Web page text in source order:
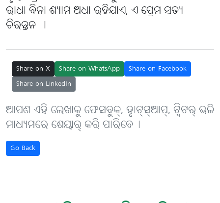
ରାଧା ବିନା ଶ୍ୟାମ ଅଧା ରହିଯାଏ, ଏ ପ୍ରେମ ସତ୍ୟ
ଚିରନ୍ତନ ।
Share on X Share on WhatsApp
Share on Facebook
Share on LinkedIn
ଆପଣ ଏହି ଲେଖାକୁ ଫେସବୁକ୍, ହ୍ବାଟ୍‌ସ୍‌ଆପ୍, ଟ୍ବିଟର୍ ଭଳି
ମାଧ୍ୟମରେ ଶେୟାର୍ କରି ପାରିବେ୤
Go Back